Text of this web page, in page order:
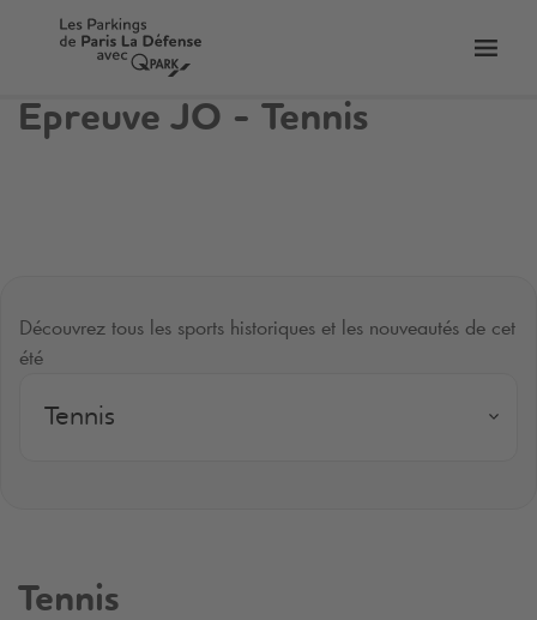
Epreuve JO - Tennis
Découvrez tous les sports historiques et les nouveautés de cet
été
Tennis
Tennis